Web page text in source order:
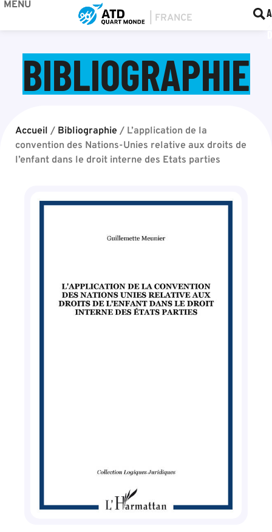
MENU
BIBLIOGRAPHIE
Accueil / Bibliographie / L’application de la
convention des Nations-Unies relative aux droits de
l’enfant dans le droit interne des Etats parties